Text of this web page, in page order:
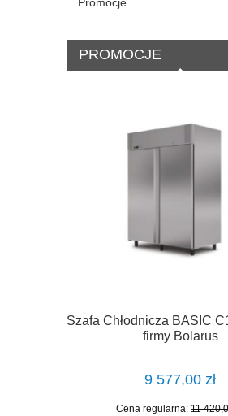
PROMOCJE
Szafa Chłodnicza BASIC
firmy Bolarus
9 577,00 zł
Cena regularna: 11